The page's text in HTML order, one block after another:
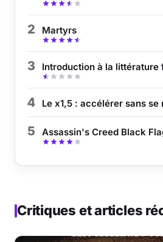
2 Martyrs
3 Introduction à la littérature
4 Le x1,5 : accélérer sans se
5 Assassin's Creed Black
Critiques et articles